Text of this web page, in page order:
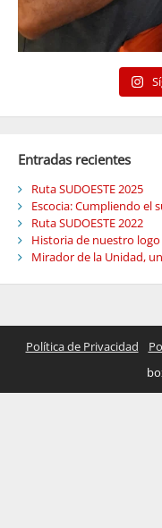
Entradas recientes
Ruta SUDOESTE 2025
Escocia: Cumpliendo el
Ruta SUDOESTE 2022
Historia de nuestro logo
Mirador de la Unidad,
Política de Privacidad